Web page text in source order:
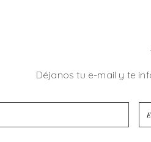
Déjanos tu e-mail y te